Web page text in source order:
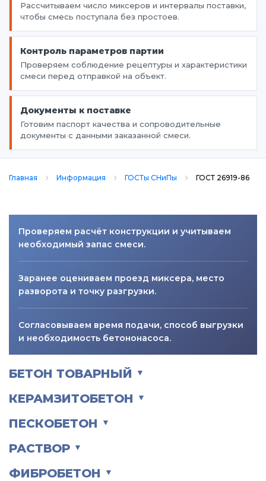
Рассчитываем число миксеров и интервалы поставки,
чтобы смесь поступала без простоев.
Контроль параметров партии
Проверяем соблюдение рецептуры и характеристики
смеси перед отправкой на объект.
Документы к поставке
Готовим паспорт качества и сопроводительные
документы с данными заказанной смеси.
Главная Информация ГОСТы СНиПы ГОСТ 26919-86
Проверяем расчёт конструкции и учитываем
необходимый запас смеси.
Заранее оцениваем проезд миксера, место
разворота и точку разгрузки.
Согласовываем время подачи, способ выгрузки
и необходимость бетононасоса.
БЕТОН ТОВАРНЫЙ ▼
КЕРАМЗИТОБЕТОН ▼
ПЕСКОБЕТОН ▼
РАСТВОР ▼
ФИБРОБЕТОН ▼